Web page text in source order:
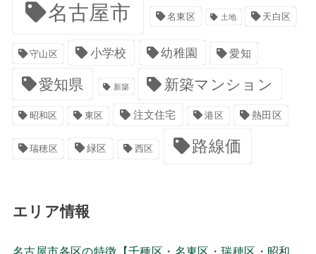
名古屋市 名東区 土地 天白区
守山区 小学校 幼稚園 愛知
愛知県 新築 新築マンション
昭和区 東区 注文住宅 港区 熱田区
瑞穂区 緑区 西区 路線価
エリア情報
名古屋市各区の特徴【千種区・名東区・瑞穂区・昭和